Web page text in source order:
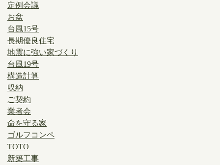
定例会議
お盆
台風15号
長期優良住宅
地震に強い家づくり
台風19号
構造計算
収納
ご契約
業者会
命を守る家
ゴルフコンペ
TOTO
新築工事